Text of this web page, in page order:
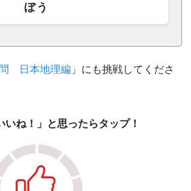
ぼう
日本地理編」にも挑戦してくださ
いね！」と思ったらタップ！